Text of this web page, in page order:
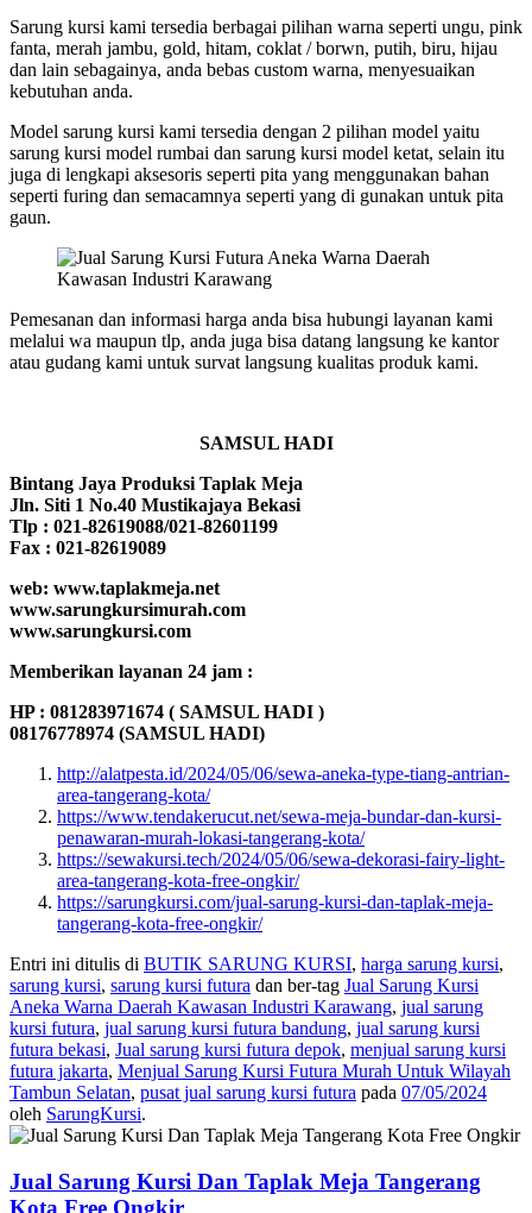
Sarung kursi kami tersedia berbagai pilihan warna seperti ungu, pink
fanta, merah jambu, gold, hitam, coklat / borwn, putih, biru, hijau
dan lain sebagainya, anda bebas custom warna, menyesuaikan
kebutuhan anda.
Model sarung kursi kami tersedia dengan 2 pilihan model yaitu
sarung kursi model rumbai dan sarung kursi model ketat, selain itu
juga di lengkapi aksesoris seperti pita yang menggunakan bahan
seperti furing dan semacamnya seperti yang di gunakan untuk pita
gaun.
Pemesanan dan informasi harga anda bisa hubungi layanan kami
melalui wa maupun tlp, anda juga bisa datang langsung ke kantor
atau gudang kami untuk survat langsung kualitas produk kami.
SAMSUL HADI
Bintang Jaya Produksi Taplak Meja
Jln. Siti 1 No.40 Mustikajaya Bekasi
Tlp : 021-82619088/021-82601199
Fax : 021-82619089
web: www.taplakmeja.net
www.sarungkursimurah.com
www.sarungkursi.com
Memberikan layanan 24 jam :
HP : 081283971674 ( SAMSUL HADI )
08176778974 (SAMSUL HADI)
http://alatpesta.id/2024/05/06/sewa-aneka-type-tiang-antrian-
area-tangerang-kota/
https://www.tendakerucut.net/sewa-meja-bundar-dan-kursi-
penawaran-murah-lokasi-tangerang-kota/
https://sewakursi.tech/2024/05/06/sewa-dekorasi-fairy-light-
area-tangerang-kota-free-ongkir/
https://sarungkursi.com/jual-sarung-kursi-dan-taplak-meja-
tangerang-kota-free-ongkir/
Entri ini ditulis di BUTIK SARUNG KURSI, harga sarung kursi,
sarung kursi, sarung kursi futura dan ber-tag Jual Sarung Kursi
Aneka Warna Daerah Kawasan Industri Karawang, jual sarung
kursi futura, jual sarung kursi futura bandung, jual sarung kursi
futura bekasi, Jual sarung kursi futura depok, menjual sarung kursi
futura jakarta, Menjual Sarung Kursi Futura Murah Untuk Wilayah
Tambun Selatan, pusat jual sarung kursi futura pada 07/05/2024
oleh SarungKursi.
Jual Sarung Kursi Dan Taplak Meja Tangerang
Kota Free Ongkir